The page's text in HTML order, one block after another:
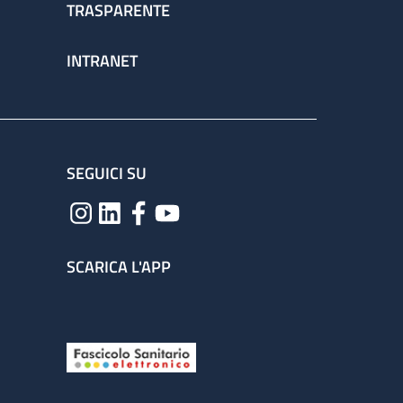
TRASPARENTE
INTRANET
SEGUICI SU
SCARICA L'APP